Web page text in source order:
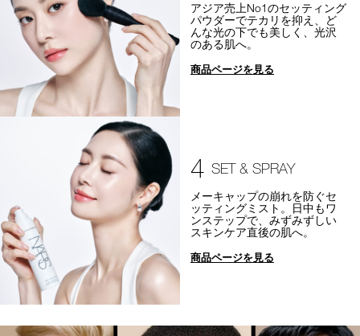
アジア売上No1のセッティング
パウダーでテカリを抑え、ど
んな光の下でも美しく、光沢
のある肌へ。
商品ページを見る
4 SET & SPRAY
メーキャップの崩れを防ぐセ
ッティングミスト。日中もワ
ンステップで、みずみずしい
スキンケア直後の肌へ。
商品ページを見る